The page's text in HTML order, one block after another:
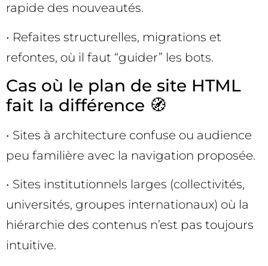
rapide des nouveautés.
• Refaites structurelles, migrations et
refontes, où il faut “guider” les bots.
Cas où le plan de site HTML
fait la différence 🧭
• Sites à architecture confuse ou audience
peu familière avec la navigation proposée.
• Sites institutionnels larges (collectivités,
universités, groupes internationaux) où la
hiérarchie des contenus n’est pas toujours
intuitive.